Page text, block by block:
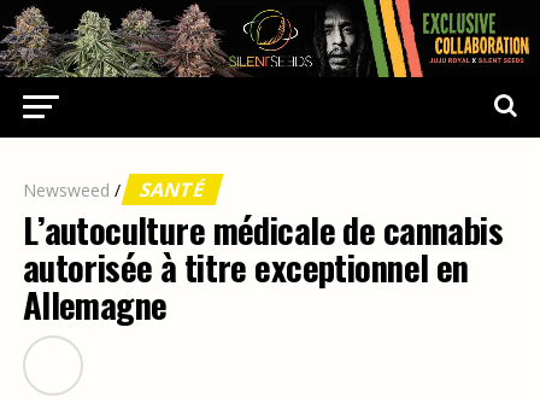
Newsweed / SANTÉ
L’autoculture médicale de cannabis
autorisée à titre exceptionnel en
Allemagne